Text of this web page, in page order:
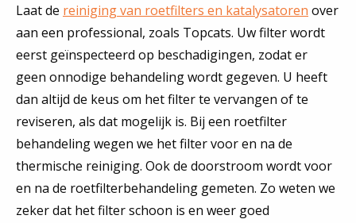
Laat de reiniging van roetfilters en katalysatoren over
aan een professional, zoals Topcats. Uw filter wordt
eerst geïnspecteerd op beschadigingen, zodat er
geen onnodige behandeling wordt gegeven. U heeft
dan altijd de keus om het filter te vervangen of te
reviseren, als dat mogelijk is. Bij een roetfilter
behandeling wegen we het filter voor en na de
thermische reiniging. Ook de doorstroom wordt voor
en na de roetfilterbehandeling gemeten. Zo weten we
zeker dat het filter schoon is en weer goed